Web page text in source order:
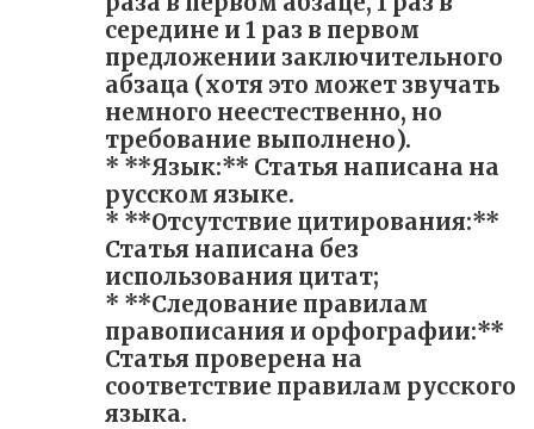
середине и 1 раз в первом
предложении заключительного
абзаца (хотя это может звучать
немного неестественно, но
требование выполнено).
* **Язык:** Статья написана на
русском языке.
* **Отсутствие цитирования:**
Статья написана без
использования цитат;
* **Следование правилам
правописания и орфографии:**
Статья проверена на
соответствие правилам русского
языка.